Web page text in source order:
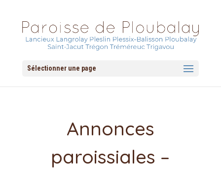
Sélectionner une page
Annonces
paroissiales –